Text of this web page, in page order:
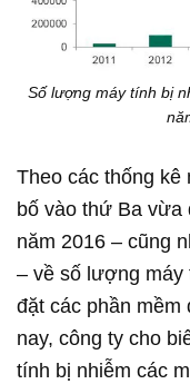
Số lượng máy tính bị
Theo các thống
bố vào thứ Ba vừa
năm 2016 – cũng
– về số lượng máy
đặt các phần mềm
nay, công ty cho
tính bị nhiễm các